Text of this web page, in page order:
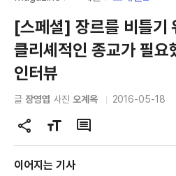
[스페셜] 장르를 비틀기
클리셰적인 종교가 필
인터뷰
글 장영엽 사진 오계옥 2016-05-18
공
유
하
글
자
크
댓
글
이어지는 기사